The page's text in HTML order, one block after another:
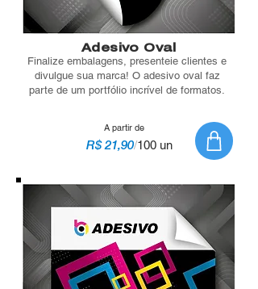
Adesivo Oval
Finalize embalagens, presenteie clientes e
divulgue sua marca! O adesivo oval faz
parte de um portfólio incrível de formatos.
A partir de
R$ 21,90/100 un